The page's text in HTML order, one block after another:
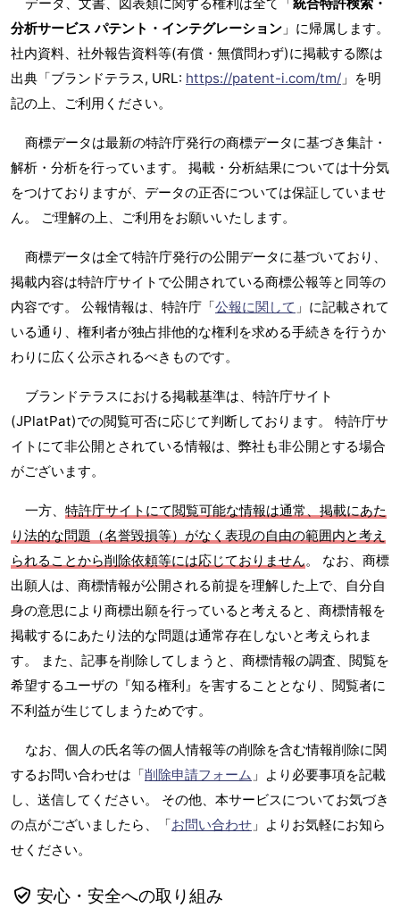
データ、文書、図表類に関する権利は全て「 統合特許検索・
分析サービス パテント・インテグレーション 」に帰属します。
社内資料、社外報告資料等(有償・無償問わず)に掲載する際は
出典「ブランドテラス, URL: https://patent-i.com/tm/ 」を明
記の上、ご利用ください。
商標データは最新の特許庁発行の商標データに基づき集計・
解析・分析を行っています。 掲載・分析結果については十分気
をつけておりますが、データの正否については保証していませ
ん。 ご理解の上、ご利用をお願いいたします。
商標データは全て特許庁発行の公開データに基づいており、
掲載内容は特許庁サイトで公開されている商標公報等と同等の
内容です。 公報情報は、特許庁「公報に関して 」に記載されて
いる通り、権利者が独占排他的な権利を求める手続きを行うか
わりに広く公示されるべきものです。
ブランドテラスにおける掲載基準は、特許庁サイト
(JPlatPat)での閲覧可否に応じて判断しております。 特許庁サ
イトにて非公開とされている情報は、弊社も非公開とする場合
がございます。
一方、 特許庁サイトにて閲覧可能な情報は通常、掲載にあた
り法的な問題（名誉毀損等）がなく表現の自由の範囲内と考え
られることから削除依頼等には応じておりません。 なお、商標
出願人は、商標情報が公開される前提を理解した上で、自分自
身の意思により商標出願を行っていると考えると、商標情報を
掲載するにあたり法的な問題は通常存在しないと考えられま
す。 また、記事を削除してしまうと、商標情報の調査、閲覧を
希望するユーザの『知る権利』を害することとなり、閲覧者に
不利益が生じてしまうためです。
なお、個人の氏名等の個人情報等の削除を含む情報削除に関
するお問い合わせは「削除申請フォーム 」より必要事項を記載
し、送信してください。 その他、本サービスについてお気づき
の点がございましたら、「お問い合わせ 」よりお気軽にお知ら
せください。
安心・安全への取り組み